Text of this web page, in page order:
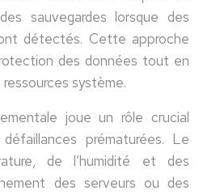
sauvegardes lorsque des
détectés. Cette approche
des données tout en
système.
joue un rôle crucial
prématurées. Le
de l’humidité et des
des serveurs ou des